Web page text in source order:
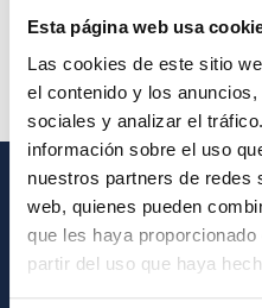
Esta página web usa
Las cookies de este sitio
el contenido y los
sociales y analizar el
información sobre el uso
nuestros partners de redes
web, quienes pueden
que les haya
partir del uso que haya
GENERAL INFORMATION
Contact
How to get to the IAC